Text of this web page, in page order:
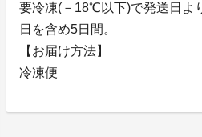
要冷凍(－18℃以下)で発送日よ
日を含め5日間。
【お届け方法】
冷凍便